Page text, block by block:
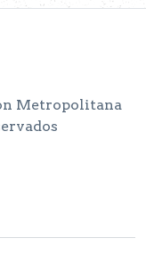
Metropolitana